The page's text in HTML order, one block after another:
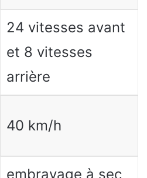
24 vitesses avant
et 8 vitesses
arrière
40 km/h
embrayage à sec